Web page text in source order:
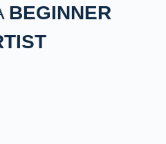
BEGINNER